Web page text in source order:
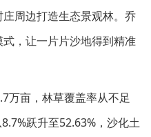
周边打造生态景观林。乔
，让一片片沙地得到精准
万亩，林草覆盖率从不足
跃升至52.63%，沙化土